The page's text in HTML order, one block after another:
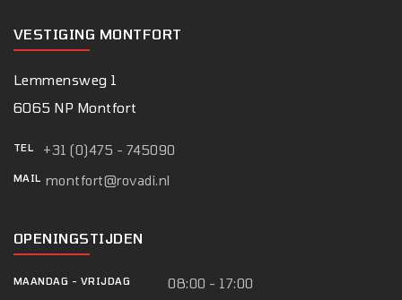
VESTIGING MONTFORT
Lemmensweg 1
6065 NP Montfort
TEL +31 (0)475 - 745090
MAIL montfort@rovadi.nl
OPENINGSTIJDEN
MAANDAG - VRIJDAG 08:00 - 17:00